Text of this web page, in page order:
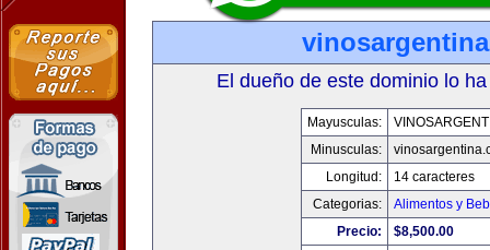
El dueño de este dominio lo
Mayusculas:
Minusculas:
Longitud:
14 caracteres
Categorias:
Alimentos y
Precio:
$8,500.00